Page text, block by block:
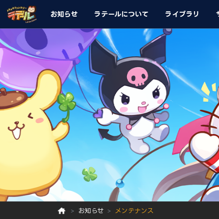
お知らせ ラテールについて ライブラリ
お知らせ メンテナンス